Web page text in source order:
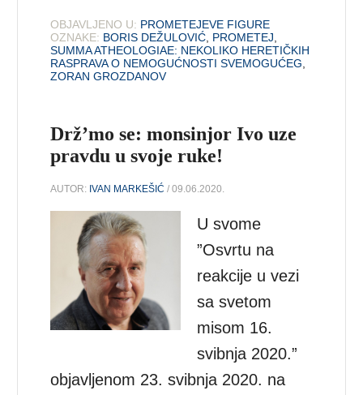
OBJAVLJENO U: PROMETEJEVE FIGURE
OZNAKE: BORIS DEŽULOVIĆ PROMETEJ
SUMMA ATHEOLOGIAE: NEKOLIKO HERETIČKIH
RASPRAVA O NEMOGUĆNOSTI SVEMOGUĆEG
ZORAN GROZDANOV
Drž’mo se: monsinjor Ivo uze
pravdu u svoje ruke!
AUTOR: IVAN MARKEŠIĆ / 09.06.2020.
U svome
”Osvrtu na
reakcije u vezi
sa svetom
misom 16.
svibnja 2020.”
objavljenom 23. svibnja 2020. na